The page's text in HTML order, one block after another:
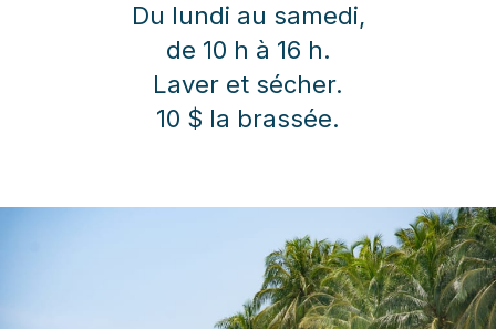
Du lundi au samedi,
de 10 h à 16 h.
Laver et sécher.
10 $ la brassée.